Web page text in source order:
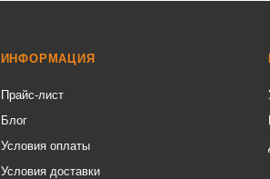
ИНФОРМАЦИЯ
Прайс-лист
Блог
Условия оплаты
Условия доставки